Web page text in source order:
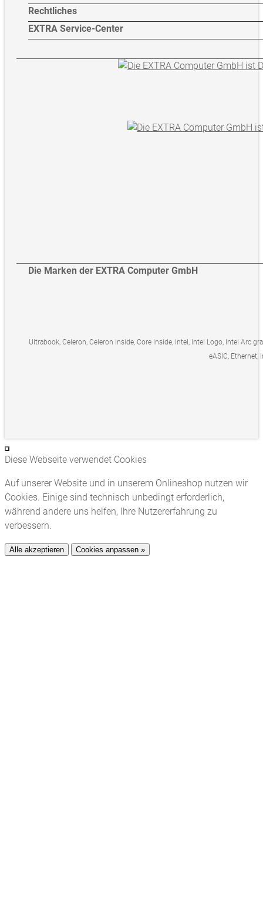
Rechtliches
EXTRA Service-Center
Die Marken der EXTRA Computer GmbH
Ultrabook, Celeron, Celeron Inside, Core Inside, Intel, Intel Logo, Intel Arc
eASIC, Ethernet,
Diese Webseite verwendet Cookies
Auf unserer Website und in unserem Onlineshop nutzen wir
Cookies. Einige sind technisch unbedingt erforderlich,
während andere uns helfen, Ihre Nutzererfahrung zu
verbessern.
Alle akzeptieren Cookies anpassen »